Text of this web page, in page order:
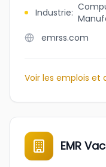
Industrie:
emrss.com
Voir les emplois et
EMR